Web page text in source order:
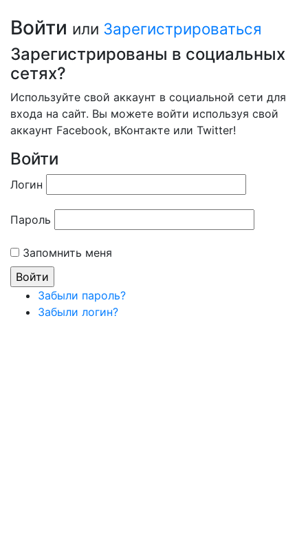
Войти или Зарегистрироваться
Зарегистрированы в социальных
сетях?
Используйте свой аккаунт в социальной сети для
входа на сайт. Вы можете войти используя свой
аккаунт Facebook, вКонтакте или Twitter!
Войти
Логин
Пароль
Запомнить меня
Забыли пароль?
Забыли логин?